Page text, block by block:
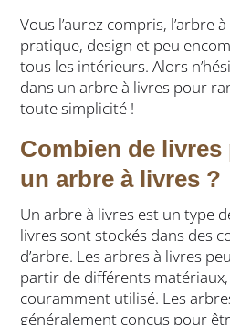
Vous l’aurez compris, l’arbre
pratique, design et peu
tous les intérieurs. Alors
dans un arbre à livres pour
toute simplicité !
Combien de
un arbre à livres ?
Un arbre à livres est un type
livres sont stockés dans des
d’arbre. Les arbres à livres
partir de différents
couramment utilisé. Les
généralement conçus pour